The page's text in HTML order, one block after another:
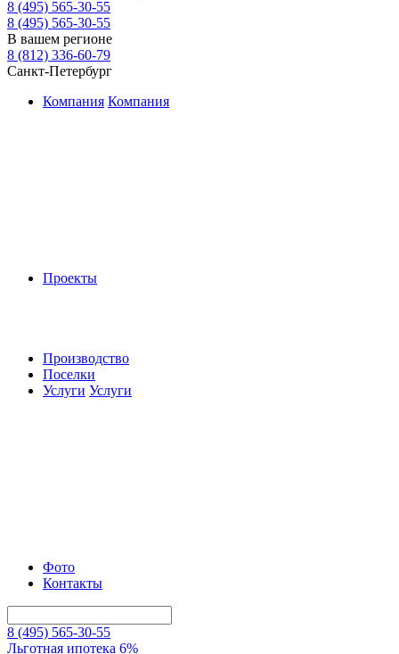
8 (495) 565-30-55
8 (495) 565-30-55
В вашем регионе
8 (812) 336-60-79
Санкт-Петербург
Компания Компания
Проекты
Производство
Поселки
Услуги Услуги
Фото
Контакты
8 (495) 565-30-55
Льготная ипотека 6%